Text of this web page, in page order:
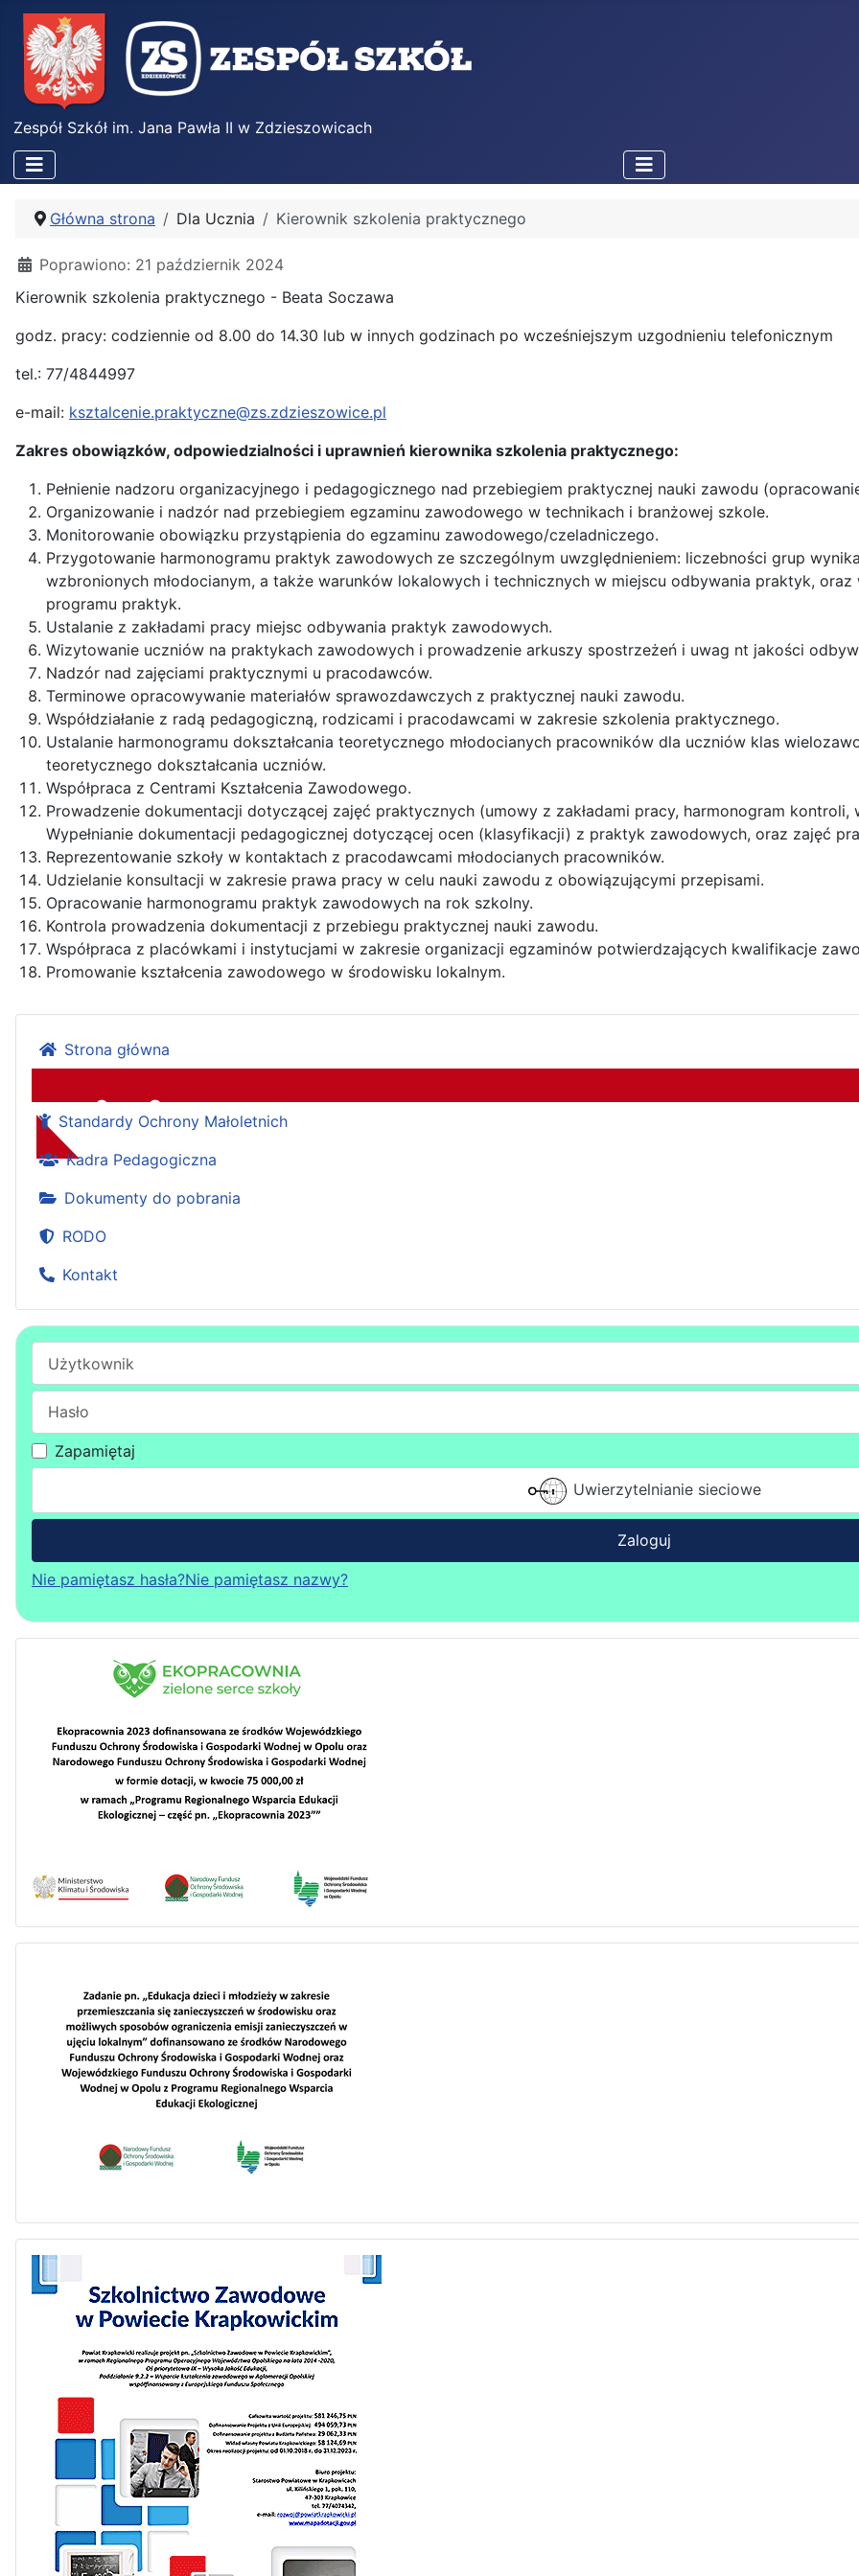
Zespół Szkół im. Jana Pawła II w Zdzieszowicach
Główna strona Dla Ucznia Kierownik szkolenia praktycznego
Poprawiono: 21 październik 2024
Kierownik szkolenia praktycznego - Beata Soczawa
godz. pracy: codziennie od 8.00 do 14.30 lub w innych godzinach po wcześniejszym uzgodnieniu telefonicznym
tel.: 77/4844997
e-mail: ksztalcenie.praktyczne@zs.zdzieszowice.pl
Zakres obowiązków, odpowiedzialności i uprawnień kierownika szkolenia praktycznego:
Pełnienie nadzoru organizacyjnego i pedagogicznego nad przebiegiem praktycznej nauki zawodu
Organizowanie i nadzór nad przebiegiem egzaminu zawodowego w technikach i branżowej szkole.
Monitorowanie obowiązku przystąpienia do egzaminu zawodowego/czeladniczego.
Przygotowanie harmonogramu praktyk zawodowych ze szczególnym uwzględnieniem: liczebności grup
wzbronionych młodocianym, a także warunków lokalowych i technicznych w miejscu odbywania praktyk,
programu praktyk.
Ustalanie z zakładami pracy miejsc odbywania praktyk zawodowych.
Wizytowanie uczniów na praktykach zawodowych i prowadzenie arkuszy spostrzeżeń i uwag nt jakości
Nadzór nad zajęciami praktycznymi u pracodawców.
Terminowe opracowywanie materiałów sprawozdawczych z praktycznej nauki zawodu.
Współdziałanie z radą pedagogiczną, rodzicami i pracodawcami w zakresie szkolenia praktycznego.
Ustalanie harmonogramu dokształcania teoretycznego młodocianych pracowników dla uczniów klas
teoretycznego dokształcania uczniów.
Współpraca z Centrami Kształcenia Zawodowego.
Prowadzenie dokumentacji dotyczącej zajęć praktycznych (umowy z zakładami pracy, harmonogram
Wypełnianie dokumentacji pedagogicznej dotyczącej ocen (klasyfikacji) z praktyk zawodowych, oraz zajęć
Reprezentowanie szkoły w kontaktach z pracodawcami młodocianych pracowników.
Udzielanie konsultacji w zakresie prawa pracy w celu nauki zawodu z obowiązującymi przepisami.
Opracowanie harmonogramu praktyk zawodowych na rok szkolny.
Kontrola prowadzenia dokumentacji z przebiegu praktycznej nauki zawodu.
Współpraca z placówkami i instytucjami w zakresie organizacji egzaminów potwierdzających kwalifikacje
Promowanie kształcenia zawodowego w środowisku lokalnym.
Strona główna
Standardy Ochrony Małoletnich
Kadra Pedagogiczna
Dokumenty do pobrania
RODO
Kontakt
Zapamiętaj
Uwierzytelnianie sieciowe
Zaloguj
Nie pamiętasz hasła?Nie pamiętasz nazwy?